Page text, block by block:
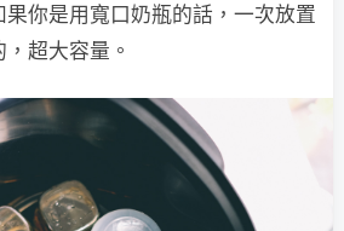
你是用寬口奶瓶的話，一次放置
超大容量。